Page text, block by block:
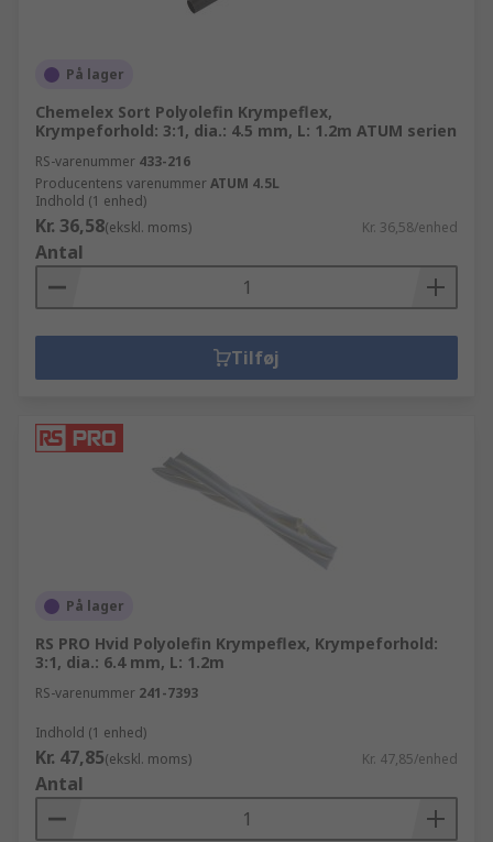
På lager
Chemelex Sort Polyolefin Krympeflex,
Krympeforhold: 3:1, dia.: 4.5 mm, L: 1.2m ATUM serien
RS-varenummer 433-216
Producentens varenummerATUM 4.5L
Indhold (1 enhed)
Kr. 36,58(ekskl. moms) Kr. 36,58/enhed
Antal
Tilføj
På lager
RS PRO Hvid Polyolefin Krympeflex, Krympeforhold:
3:1, dia.: 6.4 mm, L: 1.2m
RS-varenummer 241-7393
Indhold (1 enhed)
Kr. 47,85(ekskl. moms) Kr. 47,85/enhed
Antal